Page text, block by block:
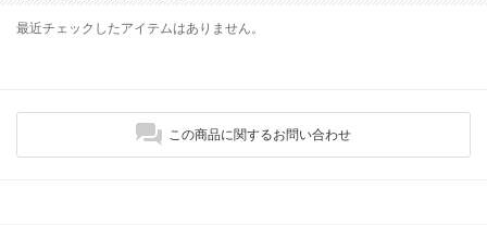
最近チェックしたアイテムはありません。
この商品に関するお問い合わせ